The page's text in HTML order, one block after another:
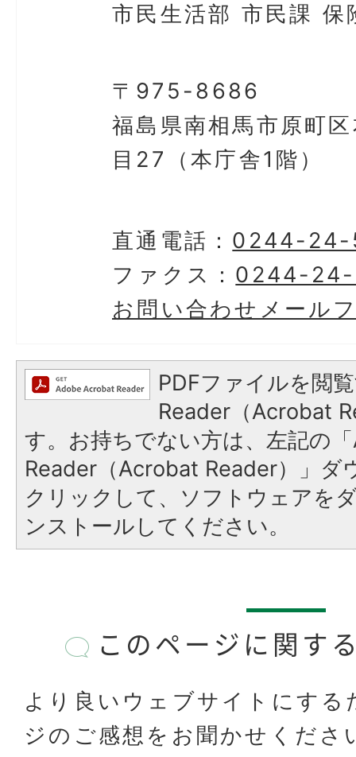
市民生活部 市民課 保
〒975-8686
福島県南相馬市原町
目27（本庁舎1階）
直通電話： 0244-
ファクス： 0244-
お問い合わせメール
PDFファイルを閲
Reader（Acrobat
す。お持ちでない方は、左記の
Reader（Acrobat Reader）」ダ
クリックして、ソフトウェアを
ンストールしてください。
このページに関す
より良いウェブサイトにする
ジのご感想をお聞かせくださ